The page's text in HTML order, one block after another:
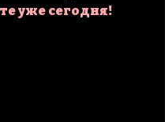
уже сегодня!